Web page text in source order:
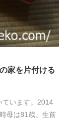
家を片付ける
ています。2014
母は81歳。生前